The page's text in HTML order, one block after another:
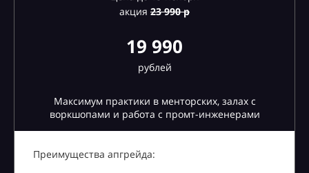
акция 23990 р
19 990
рублей
Максимум практики в менторских, залах с
воркшопами и работа с промт-инженерами
Преимущества апгрейда: